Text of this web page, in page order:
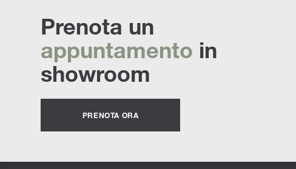
Prenota un
appuntamento in
showroom
PRENOTA ORA